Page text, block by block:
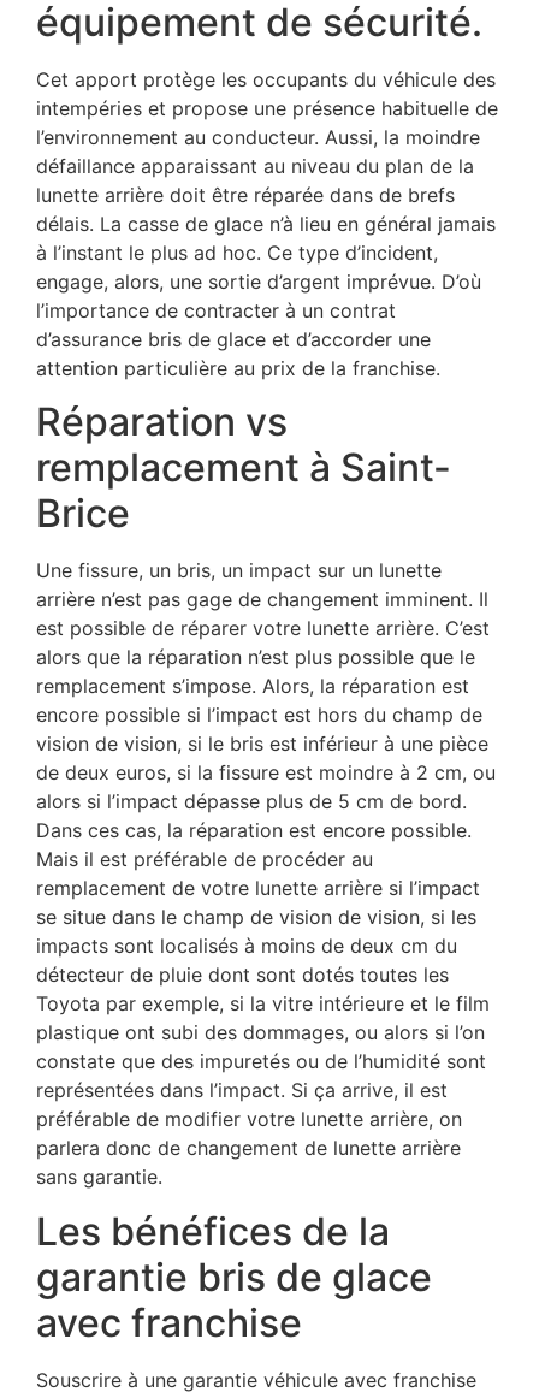
équipement de sécurité.
Cet apport protège les occupants du véhicule des
intempéries et propose une présence habituelle de
l’environnement au conducteur. Aussi, la moindre
défaillance apparaissant au niveau du plan de la
lunette arrière doit être réparée dans de brefs
délais. La casse de glace n’à lieu en général jamais
à l’instant le plus ad hoc. Ce type d’incident,
engage, alors, une sortie d’argent imprévue. D’où
l’importance de contracter à un contrat
d’assurance bris de glace et d’accorder une
attention particulière au prix de la franchise.
Réparation vs
remplacement à Saint-
Brice
Une fissure, un bris, un impact sur un lunette
arrière n’est pas gage de changement imminent. Il
est possible de réparer votre lunette arrière. C’est
alors que la réparation n’est plus possible que le
remplacement s’impose. Alors, la réparation est
encore possible si l’impact est hors du champ de
vision de vision, si le bris est inférieur à une pièce
de deux euros, si la fissure est moindre à 2 cm, ou
alors si l’impact dépasse plus de 5 cm de bord.
Dans ces cas, la réparation est encore possible.
Mais il est préférable de procéder au
remplacement de votre lunette arrière si l’impact
se situe dans le champ de vision de vision, si les
impacts sont localisés à moins de deux cm du
détecteur de pluie dont sont dotés toutes les
Toyota par exemple, si la vitre intérieure et le film
plastique ont subi des dommages, ou alors si l’on
constate que des impuretés ou de l’humidité sont
représentées dans l’impact. Si ça arrive, il est
préférable de modifier votre lunette arrière, on
parlera donc de changement de lunette arrière
sans garantie.
Les bénéfices de la
garantie bris de glace
avec franchise
Souscrire à une garantie véhicule avec franchise